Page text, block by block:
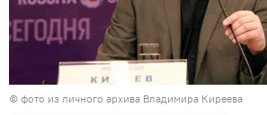
© фото из личного архива Владимира Киреева